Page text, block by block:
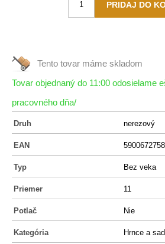
Tento tovar máme skladom
Tovar objednaný do 11:00 odosielame
pracovného dňa/
Druh nerezový
EAN
Typ Bez veka
Priemer 11
Potlač Nie
Kategória Hrnce a